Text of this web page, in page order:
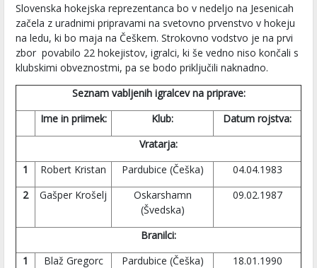
Slovenska hokejska reprezentanca bo v nedeljo na Jesenicah
začela z uradnimi pripravami na svetovno prvenstvo v hokeju
na ledu, ki bo maja na Češkem. Strokovno vodstvo je na prvi
zbor povabilo 22 hokejistov, igralci, ki še vedno niso končali s
klubskimi obveznostmi, pa se bodo priključili naknadno.
Seznam vabljenih igralcev na priprave:
Ime in priimek:
Klub:
Datum rojstva:
Vratarja:
1
Robert Kristan Pardubice (Češka)
04.04.1983
2
Gašper Krošelj
Oskarshamn
(Švedska)
09.02.1987
Branilci:
1
Blaž Gregorc Pardubice (Češka)
18.01.1990